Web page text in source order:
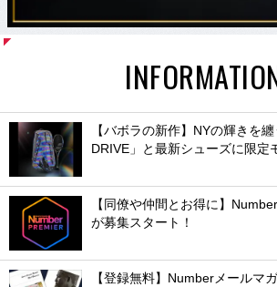
【バボラの新作】NYの輝きを
DRIVE」と最新シューズに限定
【同僚や仲間とお得に】
が募集スタート！
【登録無料】Numberメールマ